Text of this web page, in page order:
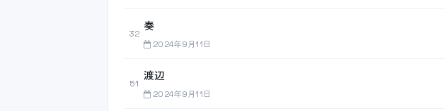
32
奏
2024年9月11日
51
渡辺
2024年9月11日